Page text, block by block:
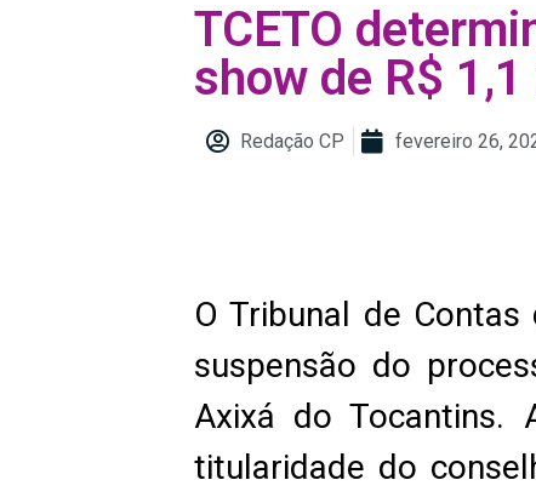
TCETO
show de R$
Redação CP fevereiro 26,
O Tribunal de
suspensão do
Axixá do Tocantins.
titularidade do